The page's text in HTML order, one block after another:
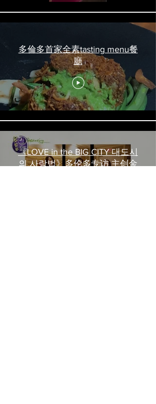
多倫多首家全素tasting menu餐
廳
《LOVE in the BIG CITY 대도시
의 사랑법》多伦多专访 主创金